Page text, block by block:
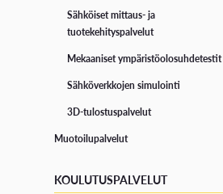
Sähköiset mittaus- ja
tuotekehityspalvelut
Mekaaniset ympäristöolosuhdetestit
Sähköverkkojen simulointi
3D-tulostuspalvelut
Muotoilupalvelut
KOULUTUSPALVELUT